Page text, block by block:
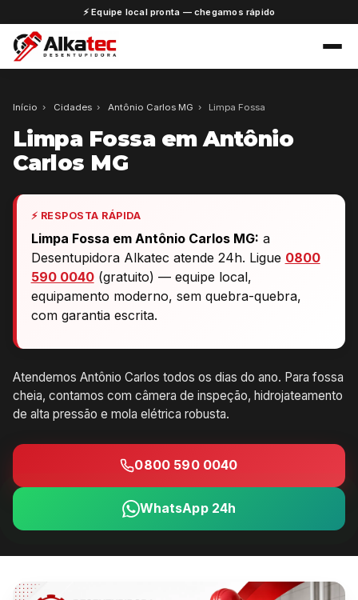
⚡ Equipe local pronta — chegamos rápido
Início › Cidades › Antônio Carlos MG › Limpa Fossa
Limpa Fossa em Antônio
Carlos MG
⚡ RESPOSTA RÁPIDA
Limpa Fossa em Antônio Carlos MG: a
Desentupidora Alkatec atende 24h. Ligue 0800
590 0040(gratuito) — equipe local,
equipamento moderno, sem quebra-quebra,
com garantia escrita.
Atendemos Antônio Carlos todos os dias do ano. Para fossa
cheia, contamos com câmera de inspeção, hidrojateamento
de alta pressão e mola elétrica robusta.
0800 590 0040
WhatsApp 24h